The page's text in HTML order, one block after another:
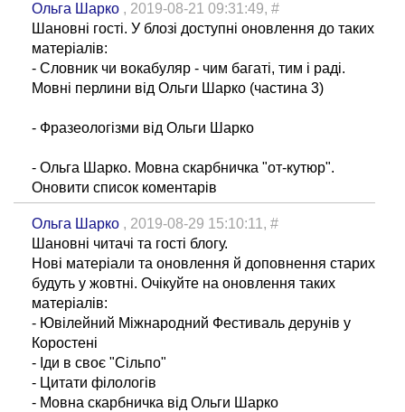
Ольга Шарко , 2019-08-21 09:31:49, #
Шановні гості. У блозі доступні оновлення до таких
матеріалів:
- Словник чи вокабуляр - чим багаті, тим і раді.
Мовні перлини від Ольги Шарко (частина 3)
- Фразеологізми від Ольги Шарко
- Ольга Шарко. Мовна скарбничка "от-кутюр".
Оновити список коментарів
Ольга Шарко , 2019-08-29 15:10:11, #
Шановні читачі та гості блогу.
Нові матеріали та оновлення й доповнення старих
будуть у жовтні. Очікуйте на оновлення таких
матеріалів:
- Ювілейний Міжнародний Фестиваль дерунів у
Коростені
- Іди в своє "Сільпо"
- Цитати філологів
- Мовна скарбничка від Ольги Шарко